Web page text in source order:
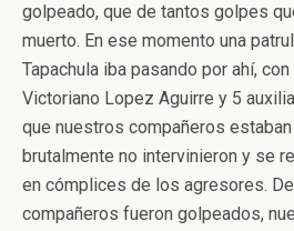
golpeado, que de tantos golpes
muerto. En ese momento una
Tapachula iba pasando por ahí,
Victoriano Lopez Aguirre y 5
que nuestros compañeros
brutalmente no intervinieron y se
en cómplices de los agresores.
compañeros fueron golpeados,